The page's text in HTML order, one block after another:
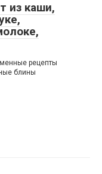
из каши,
рецепты
блины